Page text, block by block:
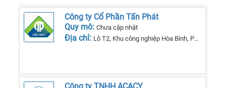
Công ty Cổ Phần Tấn Phát
Quy mô:Chưa cập nhật
Địa chỉ: Lô T2, Khu công nghiệp Hòa Bình, Phường Lê Lợi, Tp Kon Tum, Tỉnh Kon Tum